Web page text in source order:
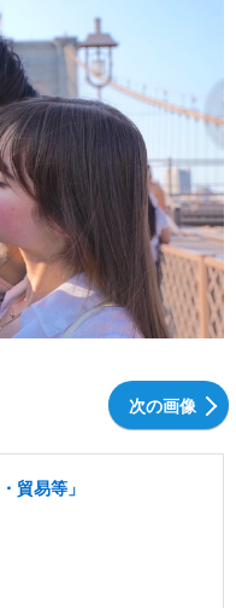
その他
次の画像
貿易等」